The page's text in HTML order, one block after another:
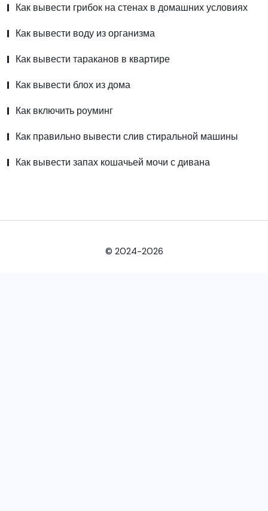
Как вывести грибок на стенах в домашних условиях
Как вывести воду из организма
Как вывести тараканов в квартире
Как вывести блох из дома
Как включить роуминг
Как правильно вывести слив стиральной машины
Как вывести запах кошачьей мочи с дивана
© 2024-2026